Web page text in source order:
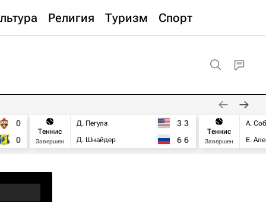
Религия Туризм Спорт
0
0
Теннис
Завершен
Д. Пегула
Д. Шнайдер
3 3
6 6
Теннис
Завершен
А.
Е.